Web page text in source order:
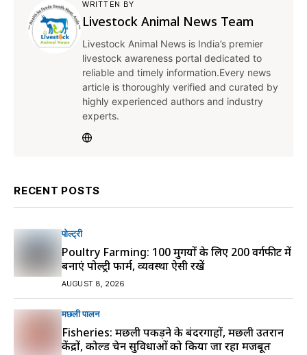
WRITTEN BY
Livestock Animal News Team
Livestock Animal News is India’s premier
livestock awareness portal dedicated to
reliable and timely information.Every news
article is thoroughly verified and curated by
highly experienced authors and industry
experts.
RECENT POSTS
पोल्ट्री
Poultry Farming: 100 मुर्गियों के लिए 200 वर्गफीट में
बनाएं पोल्ट्री फार्म, व्यवस्था ऐसी रखें
AUGUST 8, 2026
मछली पालन
Fisheries: मछली पकड़ने के बंदरगाहों, मछली उतरान
केंद्रों, कोल्ड चेन सुविधाओं को किया जा रहा मजबूत